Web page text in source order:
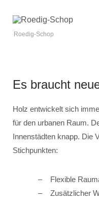
Roedig-Schop
Es braucht
Holz entwickelt sich
für den urbanen Raum.
Innenstädten knapp. Die
Stichpunkten:
Flexible
Zusätzlicher